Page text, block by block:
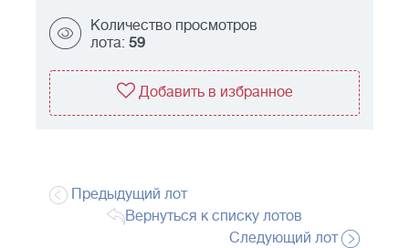
Количество просмотров
лота: 59
Добавить в избранное
Предыдущий лот
Вернуться к списку лотов
Следующий лот